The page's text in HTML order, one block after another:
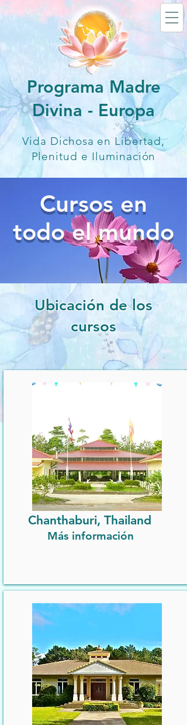
Programa Madre
Divina - Europa
Vida Dichosa en Libertad,
Plenitud e Iluminación
Cursos en
todo el mundo
Ubicación de los
cursos
Chanthaburi, Thailand
Más información